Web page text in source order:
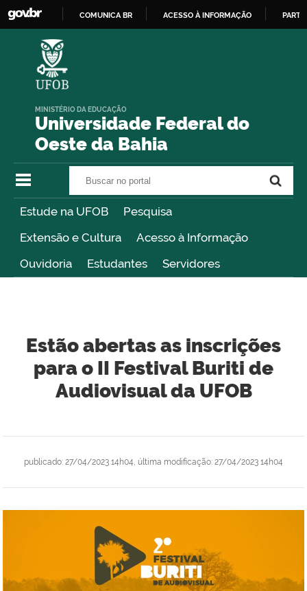
COMUNICA BR ACESSO À INFORMAÇÃO
Universidade Federal do
Oeste da Bahia
MINISTÉRIO DA EDUCAÇÃO
Estude na UFOB
Pesquisa
Extensão e Cultura
Acesso à Informação
Ouvidoria
Estudantes Servidores
Estão abertas as inscrições
para o II Festival Buriti de
Audiovisual da UFOB
publicado: 27/04/2023 14h04 última modificação: 27/04/2023 14h04